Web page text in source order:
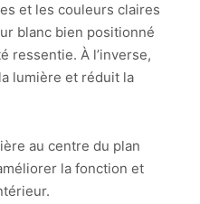
et les couleurs claires
blanc bien positionné
ressentie. À l’inverse,
lumière et réduit la
au centre du plan
la fonction et